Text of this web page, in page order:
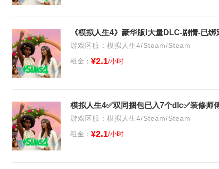
《模拟人生4》豪华版!大量DLC-剧情-已
游戏区服：模拟人生4/Steam/Steam
租金： ¥2.1/小时
游戏区服：模拟人生4/Steam/Steam
租金： ¥2.1/小时